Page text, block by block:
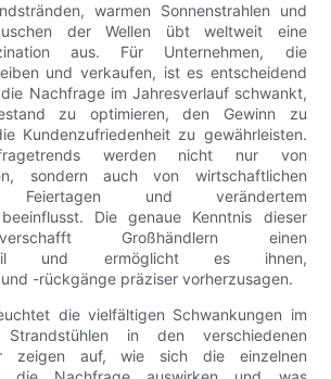
warmen Sonnenstrahlen und
der Wellen übt weltweit eine
aus. Für Unternehmen, die
und verkaufen, ist es entscheidend
Nachfrage im Jahresverlauf schwankt,
zu optimieren, den Gewinn zu
Kundenzufriedenheit zu gewährleisten.
werden nicht nur von
sondern auch von wirtschaftlichen
Feiertagen und verändertem
beeinflusst. Die genaue Kenntnis dieser
Großhändlern einen
und ermöglicht es ihnen,
-rückgänge präziser vorherzusagen.
die vielfältigen Schwankungen im
in den verschiedenen
zeigen auf, wie sich die einzelnen